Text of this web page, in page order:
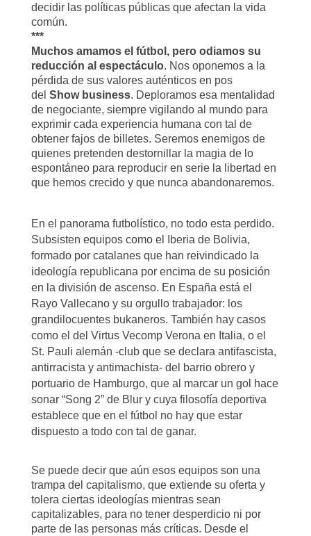
decidir las políticas públicas que afectan la vida
común.
***
Muchos amamos el fútbol, pero odiamos su
reducción al espectáculo. Nos oponemos a la
pérdida de sus valores auténticos en pos
del Show business. Deploramos esa mentalidad
de negociante, siempre vigilando al mundo para
exprimir cada experiencia humana con tal de
obtener fajos de billetes. Seremos enemigos de
quienes pretenden destornillar la magia de lo
espontáneo para reproducir en serie la libertad en
que hemos crecido y que nunca abandonaremos.
En el panorama futbolístico, no todo esta perdido.
Subsisten equipos como el Iberia de Bolivia,
formado por catalanes que han reivindicado la
ideología republicana por encima de su posición
en la división de ascenso. En España está el
Rayo Vallecano y su orgullo trabajador: los
grandilocuentes bukaneros. También hay casos
como el del Virtus Vecomp Verona en Italia, o el
St. Pauli alemán -club que se declara antifascista,
antirracista y antimachista- del barrio obrero y
portuario de Hamburgo, que al marcar un gol hace
sonar “Song 2” de Blur y cuya filosofía deportiva
establece que en el fútbol no hay que estar
dispuesto a todo con tal de ganar.
Se puede decir que aún esos equipos son una
trampa del capitalismo, que extiende su oferta y
tolera ciertas ideologías mientras sean
capitalizables, para no tener desperdicio ni por
parte de las personas más críticas. Desde el